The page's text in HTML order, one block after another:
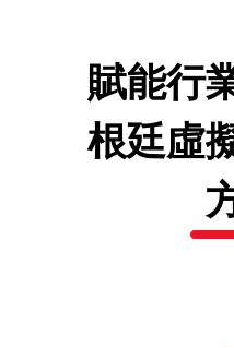
賦能行
根廷虛